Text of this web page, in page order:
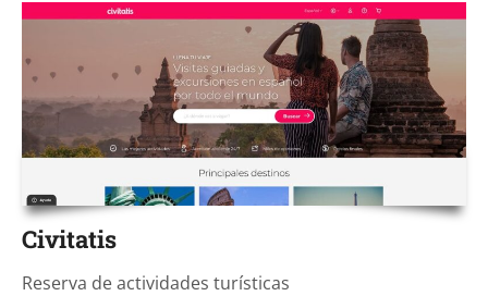
Civitatis
Reserva de actividades turísticas